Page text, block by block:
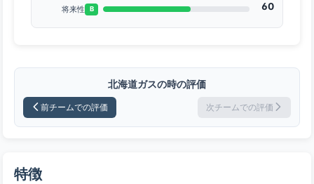
将来性 B 60
北海道ガスの時の評価
前チームでの評価 次チームでの評価
特徴